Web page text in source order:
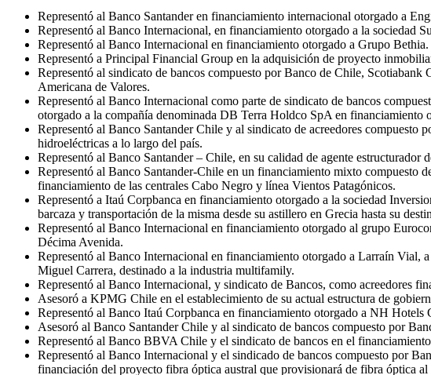
Representó al Banco Santander en financiamiento internacional otorgado a
Representó al Banco Internacional, en financiamiento otorgado a la sociedad
Representó al Banco Internacional en financiamiento otorgado a Grupo Bethia.
Representó a Principal Financial Group en la adquisición de proyecto
Representó al sindicato de bancos compuesto por Banco de Chile,
Americana de Valores.
Representó al Banco Internacional como parte de sindicato de bancos
otorgado a la compañía denominada DB Terra Holdco SpA en
Representó al Banco Santander Chile y al sindicato de acreedores
hidroeléctricas a lo largo del país.
Representó al Banco Santander – Chile, en su calidad de agente
Representó al Banco Santander-Chile en un financiamiento mixto compuesto
financiamiento de las centrales Cabo Negro y línea Vientos Patagónicos.
Representó a Itaú Corpbanca en financiamiento otorgado a la sociedad
barcaza y transportación de la misma desde su astillero en Grecia hasta su
Representó al Banco Internacional en financiamiento otorgado al grupo
Décima Avenida.
Representó al Banco Internacional en financiamiento otorgado a Larraín
Miguel Carrera, destinado a la industria multifamily.
Representó al Banco Internacional, y sindicato de Bancos, como acreedores
Asesoró a KPMG Chile en el establecimiento de su actual estructura de
Representó al Banco Itaú Corpbanca en financiamiento otorgado a NH
Asesoró al Banco Santander Chile y al sindicato de bancos compuesto por
Representó al Banco BBVA Chile y el sindicato de bancos en el
Representó al Banco Internacional y el sindicado de bancos compuesto por
financiación del proyecto fibra óptica austral que provisionará de fibra óptica